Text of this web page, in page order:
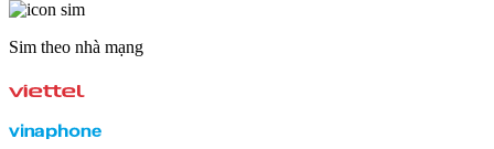
Sim theo nhà mạng